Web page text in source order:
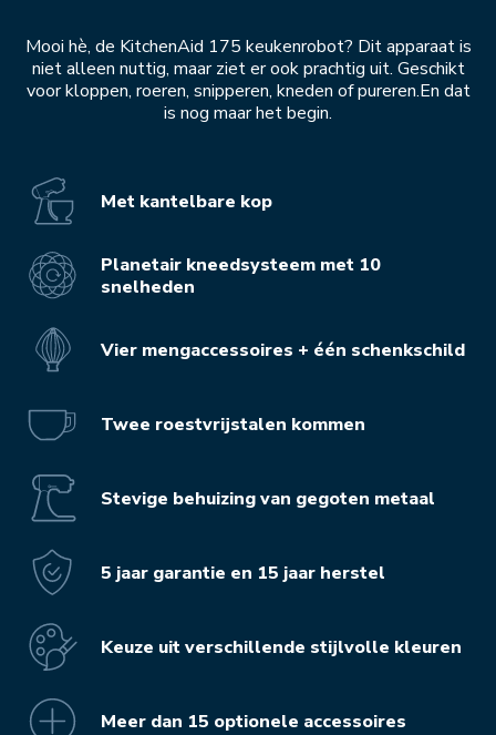
Mooi hè, de KitchenAid 175 keukenrobot? Dit apparaat is
niet alleen nuttig, maar ziet er ook prachtig uit. Geschikt
voor kloppen, roeren, snipperen, kneden of pureren.En dat
is nog maar het begin.
Met kantelbare kop
Planetair kneedsysteem met 10
snelheden
Vier mengaccessoires + één schenkschild
Twee roestvrijstalen kommen
Stevige behuizing van gegoten metaal
5 jaar garantie en 15 jaar herstel
Keuze uit verschillende stijlvolle kleuren
Meer dan 15 optionele accessoires